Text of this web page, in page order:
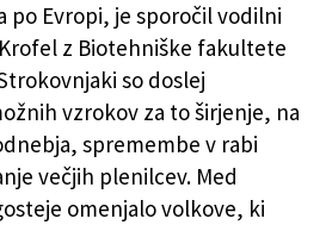
po Evropi, je sporočil vodilni
z Biotehniške fakultete
so doslej
vzrokov za to širjenje, na
spremembe v rabi
večjih plenilcev. Med
omenjalo volkove, ki